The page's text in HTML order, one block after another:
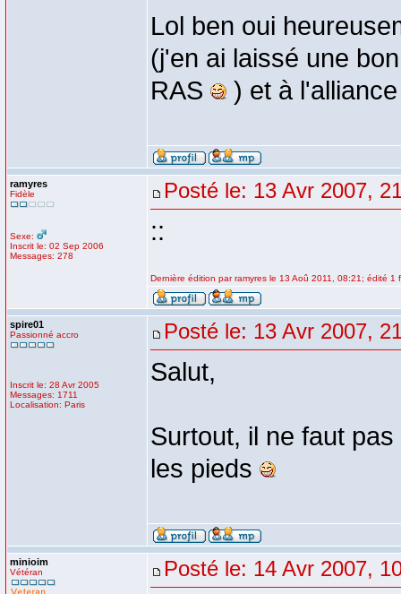
Lol ben oui
(j'en ai laissé une
RAS
) et à
ramyres
Fidèle
Sexe:
Inscrit le: 02 Sep 2006
Messages: 278
Posté le: 13 Avr 2007,
::
Dernière édition par ramyres le 13 Aoû 2011, 08:21; édité 1
spire01
Passionné accro
Inscrit le: 28 Avr 2005
Messages: 1711
Localisation: Paris
Posté le: 13 Avr 2007,
Salut,
Surtout, il ne faut
les pieds
minioim
Vétéran Posté le: 14 Avr 2007,